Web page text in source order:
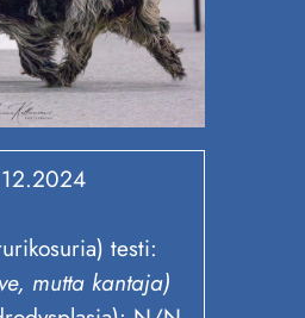
testi:
mutta kantaja)